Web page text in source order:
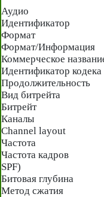
Аудио
Формат :
Формат/
Коммерческое
Идентификатор
Вид битрейта
Битрейт :
Каналы : 6
Channel layout :
Частота :
Частота кадров
SPF)
Битовая
Метод сжатия